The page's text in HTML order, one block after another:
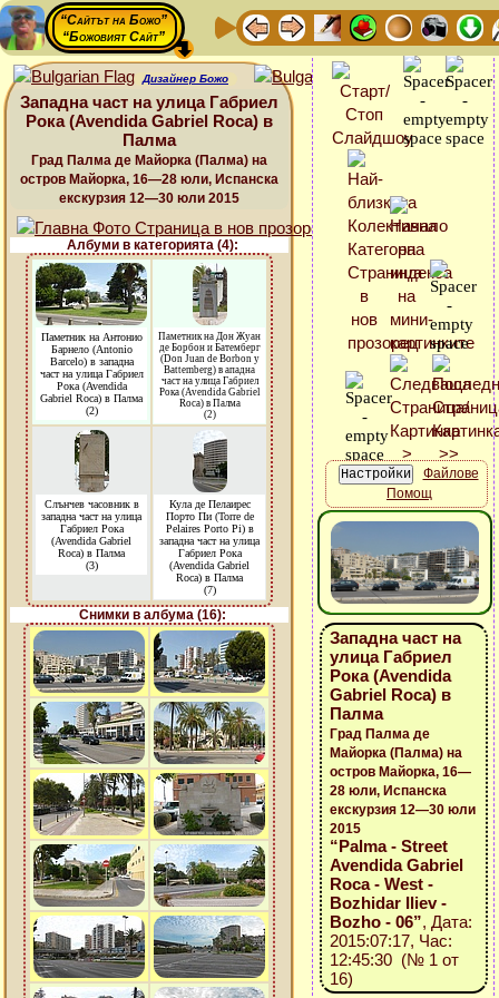
“Сайтът на Божо”
“Божовият Сайт”
Дизайнер Божо
Западна част на улица Габриел
Рока (Avendida Gabriel Roca) в
Палма
Град Палма де Майорка (Палма) на
остров Майорка, 16—28 юли, Испанска
екскурзия 12—30 юли 2015
Албуми в категорията (4):
Паметник на Антонио
Барнело (Antonio
Barcelo) в западна
част на улица Габриел
Рока (Avendida
Gabriel Roca) в Палма
(2)
Паметник на Дон Жуан
де Борбон и Батемберг
(Don Juan de Borbon y
Battemberg) в ападна
част на улица Габриел
Рока (Avendida Gabriel
Roca) в Палма
(2)
Слънчев часовник в
западна част на улица
Габриел Рока
(Avendida Gabriel
Roca) в Палма
(3)
Кула де Пелаирес
Порто Пи (Torre de
Pelaires Porto Pi) в
западна част на улица
Габриел Рока
(Avendida Gabriel
Roca) в Палма
(7)
Снимки в албума (16):
Файлове
Помощ
Западна част на
улица Габриел
Рока (Avendida
Gabriel Roca) в
Палма
Град Палма де
Майорка (Палма) на
остров Майорка, 16—
28 юли, Испанска
екскурзия 12—30 юли
2015
“Palma - Street
Avendida Gabriel
Roca - West -
Bozhidar Iliev -
Bozho - 06”, Дата:
2015:07:17, Час:
12:45:30 (№ 1 от
16)